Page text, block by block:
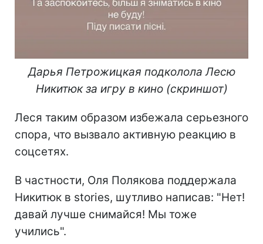
Дарья Петрожицкая подколола Лесю
Никитюк за игру в кино (скриншот)
Леся таким образом избежала серьезного
спора, что вызвало активную реакцию в
соцсетях.
В частности, Оля Полякова поддержала
Никитюк в stories, шутливо написав: "Нет!
давай лучше снимайся! Мы тоже
учились".